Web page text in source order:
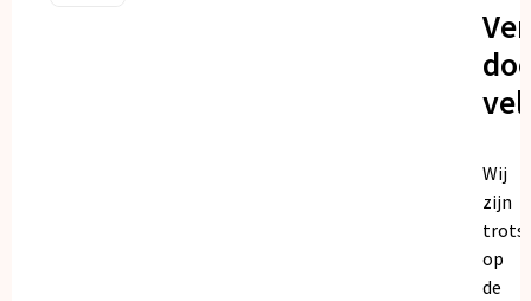
Wij
zijn
trots
op
de